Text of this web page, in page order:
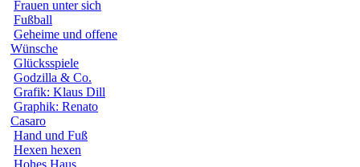
Frauen unter sich
Fußball
Geheime und offene
Wünsche
Glücksspiele
Godzilla & Co.
Grafik: Klaus Dill
Graphik: Renato
Casaro
Hand und Fuß
Hexen hexen
Hohes Haus